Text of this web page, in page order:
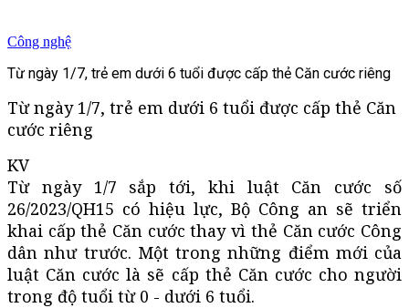
Công nghệ
Từ ngày 1/7, trẻ em dưới 6 tuổi được cấp thẻ Căn cước riêng
Từ ngày 1/7, trẻ em dưới 6 tuổi được cấp thẻ Căn
cước riêng
KV
Từ ngày 1/7 sắp tới, khi luật Căn cước số
26/2023/QH15 có hiệu lực, Bộ Công an sẽ triển
khai cấp thẻ Căn cước thay vì thẻ Căn cước Công
dân như trước. Một trong những điểm mới của
luật Căn cước là sẽ cấp thẻ Căn cước cho người
trong độ tuổi từ 0 - dưới 6 tuổi.